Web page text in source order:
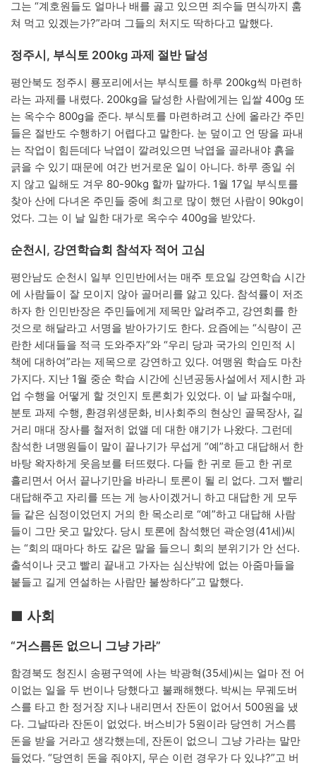
그는 “계호원들도 얼마나 배를 곯고 있으면 죄수들 면식까지 훔
쳐 먹고 있겠는가?”라며 그들의 처지도 딱하다고 말했다.
정주시, 부식토 200kg 과제 절반 달성
평안북도 정주시 룡포리에서는 부식토를 하루 200kg씩 마련하
라는 과제를 내렸다. 200kg을 달성한 사람에게는 입쌀 400g 또
는 옥수수 800g을 준다. 부식토를 마련하려고 산에 올라간 주민
들은 절반도 수행하기 어렵다고 말한다. 눈 덮이고 언 땅을 파내
는 작업이 힘든데다 낙엽이 깔려있으면 낙엽을 골라내야 흙을
긁을 수 있기 때문에 여간 번거로운 일이 아니다. 하루 종일 쉬
지 않고 일해도 겨우 80-90kg 할까 말까다. 1월 17일 부식토를
찾아 산에 다녀온 주민들 중에 최고로 많이 했던 사람이 90kg이
었다. 그는 이 날 일한 대가로 옥수수 400g을 받았다.
순천시, 강연학습회 참석자 적어 고심
평안남도 순천시 일부 인민반에서는 매주 토요일 강연학습 시간
에 사람들이 잘 모이지 않아 골머리를 앓고 있다. 참석률이 저조
하자 한 인민반장은 주민들에게 제목만 알려주고, 강연회를 한
것으로 해달라고 서명을 받아가기도 한다. 요즘에는 “식량이 곤
란한 세대들을 적극 도와주자”와 “우리 당과 국가의 인민적 시
책에 대하여”라는 제목으로 강연하고 있다. 여맹원 학습도 마찬
가지다. 지난 1월 중순 학습 시간에 신년공동사설에서 제시한 과
업 수행을 어떻게 할 것인지 토론회가 있었다. 이 날 파철수매,
분토 과제 수행, 환경위생문화, 비사회주의 현상인 골목장사, 길
거리 매대 장사를 철저히 없앨 데 대한 얘기가 나왔다. 그런데
참석한 녀맹원들이 말이 끝나기가 무섭게 “예”하고 대답해서 한
바탕 왁자하게 웃음보를 터뜨렸다. 다들 한 귀로 듣고 한 귀로
흘리면서 어서 끝나기만을 바라니 토론이 될 리 없다. 그저 빨리
대답해주고 자리를 뜨는 게 능사이겠거니 하고 대답한 게 모두
들 같은 심정이었던지 거의 한 목소리로 “예”하고 대답해 사람
들이 그만 웃고 말았다. 당시 토론에 참석했던 곽순영(41세)씨
는 “회의 때마다 하도 같은 말을 들으니 회의 분위기가 안 선다.
출석이나 긋고 빨리 끝내고 가자는 심산밖에 없는 아줌마들을
붙들고 길게 연설하는 사람만 불쌍하다”고 말했다.
■ 사회
“거스름돈 없으니 그냥 가라”
함경북도 청진시 송평구역에 사는 박광혁(35세)씨는 얼마 전 어
이없는 일을 두 번이나 당했다고 불쾌해했다. 박씨는 무궤도버
스를 타고 한 정거장 지나 내리면서 잔돈이 없어서 500원을 냈
다. 그날따라 잔돈이 없었다. 버스비가 5원이라 당연히 거스름
돈을 받을 거라고 생각했는데, 잔돈이 없으니 그냥 가라는 말만
들었다. “당연히 돈을 줘야지, 무슨 이런 경우가 다 있냐?”고 버